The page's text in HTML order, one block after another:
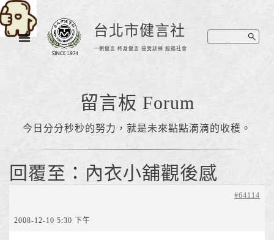
台北市健言社
一朝健言 終身健言 接受訓練 服務社會
留言板 Forum
今日分分秒秒的努力，就是未來點點滴滴的收穫。
回覆至：內衣小舖觀後感
2008-12-10 5:30 下午
#64114